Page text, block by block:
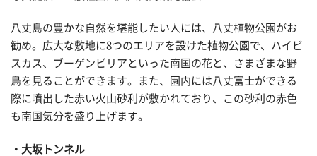
八丈島の豊かな自然を堪能したい人には、八丈植物公園がお
勧め。広大な敷地に8つのエリアを設けた植物公園で、ハイビ
スカス、ブーゲンビリアといった南国の花と、さまざまな野
鳥を見ることができます。また、園内には八丈富士ができる
際に噴出した赤い火山砂利が敷かれており、この砂利の赤色
も南国気分を盛り上げます。
大坂トンネル